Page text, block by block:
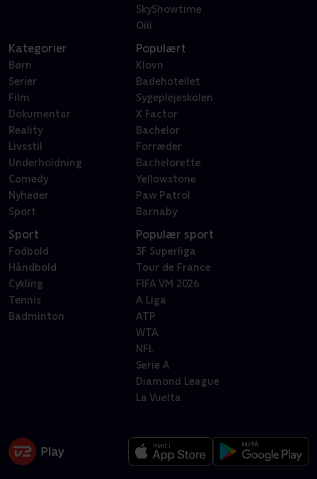
SkyShowtime
Oiii
Kategorier
Børn
Serier
Film
Dokumentar
Reality
Livsstil
Underholdning
Comedy
Nyheder
Sport
Populært
Klovn
Badehotellet
Sygeplejeskolen
X Factor
Bachelor
Forræder
Bachelorette
Yellowstone
Paw Patrol
Barnaby
Sport
Fodbold
Håndbold
Cykling
Tennis
Badminton
Populær sport
3F Superliga
Tour de France
FIFA VM 2026
A Liga
ATP
WTA
NFL
Serie A
Diamond League
La Vuelta